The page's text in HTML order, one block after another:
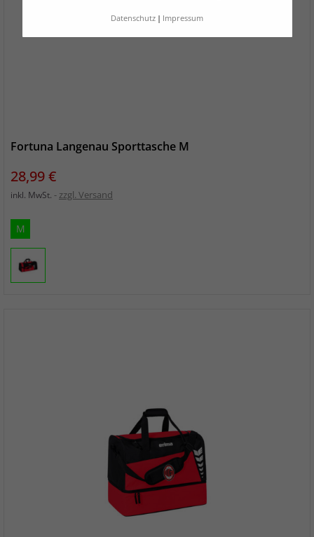
Datenschutz Impressum
Fortuna Langenau Sporttasche M
Preis
28,99 €
inkl. MwSt. zzgl. Versand
M